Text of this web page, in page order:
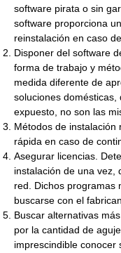
software pirata o sin
software proporciona
reinstalación en caso
Disponer del software
forma de trabajo y
medida diferente de
soluciones
expuesto, no son las
Métodos de instalación
rápida en caso de
Asegurar licencias.
instalación de una vez,
red. Dichos programas
buscarse con el
Buscar alternativas
por la cantidad de
imprescindible conocer